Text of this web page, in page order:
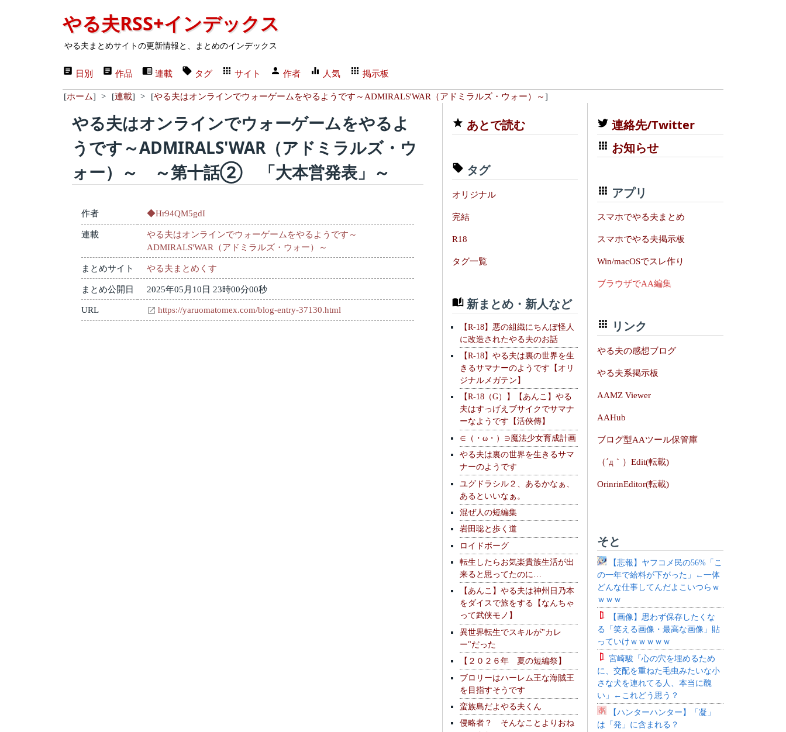
やる夫RSS+インデックス
やる夫まとめサイトの更新情報と、まとめのインデックス
日別 作品 連載 タグ サイト 作者 人気 掲示板
[ホーム] > [連載] > [やる夫はオンラインでウォーゲームをやるようです～ADMIRALS'WAR（アドミラルズ・ウォー）～]
やる夫はオンラインでウォーゲームをやるよ
うです～ADMIRALS'WAR（アドミラルズ・ウ
ォー）～ ～第十話② 「大本営発表」～
作者 ◆Hr94QM5gdI
連載
やる夫はオンラインでウォーゲームをやるようです～
ADMIRALS'WAR（アドミラルズ・ウォー）～
まとめサイト やる夫まとめくす
まとめ公開日 2025年05月10日 23時00分00秒
URL https://yaruomatomex.com/blog-entry-37130.html
あとで読む
タグ
オリジナル
完結
R18
タグ一覧
新まとめ・新人など
【R-18】悪の組織にちんぽ怪人
に改造されたやる夫のお話
【R-18】やる夫は裏の世界を生
きるサマナーのようです【オリ
ジナルメガテン】
【R-18（G）】【あんこ】やる
夫はすっげえブサイクでサマナ
ーなようです【活俠傳】
∈（・ω・）∋魔法少女育成計画
やる夫は裏の世界を生きるサマ
ナーのようです
ユグドラシル２、あるかなぁ、
あるといいなぁ。
混ぜ人の短編集
岩田聡と歩く道
ロイドボーグ
転生したらお気楽貴族生活が出
来ると思ってたのに…
【あんこ】やる夫は神州日乃本
をダイスで旅をする【なんちゃ
って武侠モノ】
異世界転生でスキルが"カレ
ー"だった
【２０２６年 夏の短編祭】
ブロリーはハーレム王な海賊王
を目指すそうです
蛮族島だよやる夫くん
侵略者？ そんなことよりおね
連絡先/Twitter
お知らせ
アプリ
スマホでやる夫まとめ
スマホでやる夫掲示板
Win/macOSでスレ作り
ブラウザでAA編集
リンク
やる夫の感想ブログ
やる夫系掲示板
AAMZ Viewer
AAHub
ブログ型AAツール保管庫
（´д｀）Edit(転載)
OrinrinEditor(転載)
そと
【悲報】ヤフコメ民の56%「こ
の一年で給料が下がった」←一体
どんな仕事してんだよこいつらｗ
ｗｗｗ
【画像】思わず保存したくな
る「笑える画像・最高な画像」貼
っていけｗｗｗｗｗ
宮崎駿「心の穴を埋めるため
に、交配を重ねた毛虫みたいな小
さな犬を連れてる人、本当に醜
い」←これどう思う？
【ハンターハンター】「凝」
は「発」に含まれる？